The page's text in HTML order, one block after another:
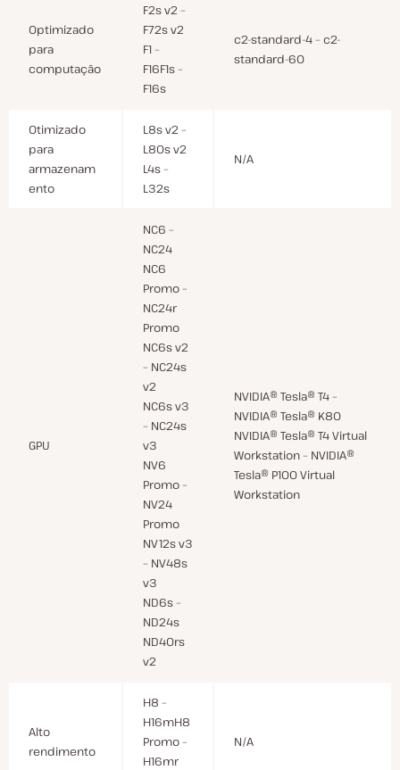
Optimizado
para
computação
F2s v2 –
F72s v2
F1 –
F16F1s –
F16s
c2-standard-4 – c2-
standard-60
Otimizado
para
armazenam
ento
L8s v2 –
L80s v2
L4s –
L32s
N/A
GPU
NC6 –
NC24
NC6
Promo –
NC24r
Promo
NC6s v2
– NC24s
v2
NC6s v3
– NC24s
v3
NV6
Promo –
NV24
Promo
NV12s v3
– NV48s
v3
ND6s –
ND24s
ND40rs
v2
NVIDIA® Tesla® T4 –
NVIDIA® Tesla® K80
NVIDIA® Tesla® T4 Virtual
Workstation – NVIDIA®
Tesla® P100 Virtual
Workstation
Alto
rendimento
H8 –
H16mH8
Promo –
H16mr
N/A